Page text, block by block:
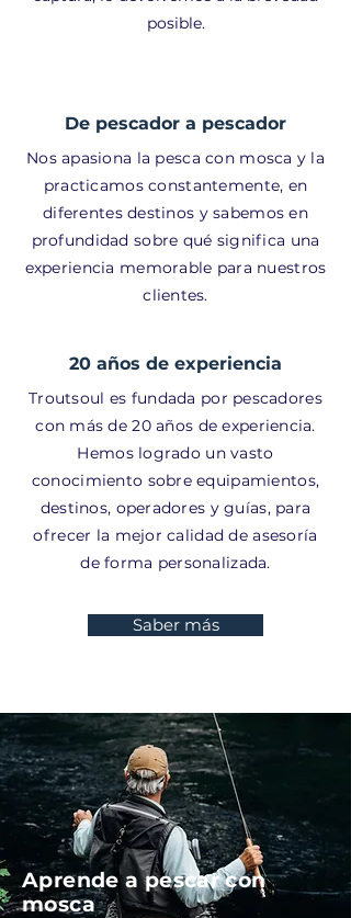
posible.
De pescador a pescador
Nos apasiona la pesca con mosca y la
practicamos constantemente, en
diferentesdestinos y sabemos en
profundidad sobre qué significa una
experiencia memorable para nuestros
clientes.
20 años de experiencia
Troutsoul es fundada por pescadores
con más de 20 años de experiencia.
Hemos logrado un vasto
conocimiento sobre equipamientos,
destinos, operadores y guías, para
ofrecer la mejor calidad de asesoría
de forma personalizada.
Saber más
Aprende a pescar con
mosca